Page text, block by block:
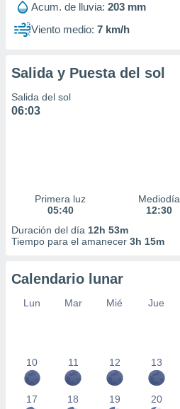
1199
Acum. de lluvia: 203 mm
Viento medio: 7 km/h
Salida y Puesta del sol
Salida del sol
06:03
Primera luz
05:40
Mediodía
12:30
Duración del día 12h 53m
Tiempo para el amanecer 3h 15m
Calendario lunar
Lun Mar Mié Jue
10 11 12 13
17 18 19 20